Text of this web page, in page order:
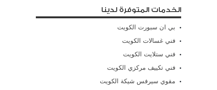
الخدمات المتوفرة لدينا
بي ان سبورت الكويت
فني غسالات الكويت
فني ستلايت الكويت
فني تكييف مركزي الكويت
مقوي سيرفس شيكة الكويت